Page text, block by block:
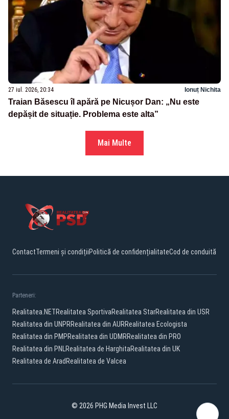
27 iul. 2026, 20:34 Ionuț Nichita
Traian Băsescu îl apără pe Nicușor Dan: „Nu este
depășit de situație. Problema este alta”
Mai Multe
ContactTermeni și condițiiPolitică de confidențialitateCod de conduită
Parteneri:
Realitatea.NETRealitatea SportivaRealitatea StarRealitatea din USR
Realitatea din UNPRRealitatea din AURRealitatea Ecologista
Realitatea din PMPRealitatea din UDMRRealitatea din PRO
Realitatea din PNLRealitatea de HarghitaRealitatea din UK
Realitatea de Arad Realitatea de Valcea
© 2026 PHG Media Invest LLC